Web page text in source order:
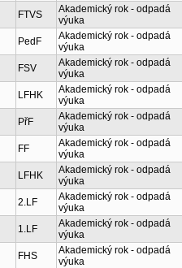
FTVS
Akademický rok - odpadá
výuka
PedF
Akademický rok - odpadá
výuka
FSV
Akademický rok - odpadá
výuka
LFHK
Akademický rok - odpadá
výuka
PřF
Akademický rok - odpadá
výuka
FF
Akademický rok - odpadá
výuka
LFHK
Akademický rok - odpadá
výuka
2.LF
Akademický rok - odpadá
výuka
1.LF
Akademický rok - odpadá
výuka
FHS
Akademický rok - odpadá
výuka